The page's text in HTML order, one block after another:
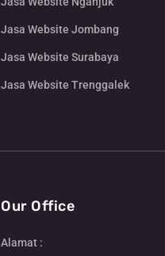
Jasa Website Jombang
Jasa Website Surabaya
Jasa Website Trenggalek
Our Office
Alamat :